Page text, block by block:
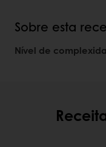
Sobre esta
Nível de